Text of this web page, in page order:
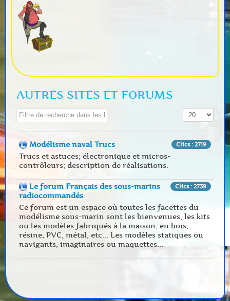
site:
AUTRES SITES ET FORUMS
Champ de filtre Affichage #
Clics : 2719
Modélisme naval Trucs
Trucs et astuces; électronique et micros-
contrôleurs; description de réalisations.
Clics : 2739
Le forum Français des sous-marins
radiocommandés
Ce forum est un espace où toutes les facettes du
modélisme sous-marin sont les bienvenues, les kits
ou les modèles fabriqués à la maison, en bois,
résine, PVC, métal, etc... Les modèles statiques ou
navigants, imaginaires ou maquettes...